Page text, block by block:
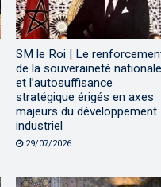
SM le Roi | Le
de la souveraineté nationale
et l’autosuffisance
stratégique érigés en axes
majeurs du développement
industriel
29/07/2026